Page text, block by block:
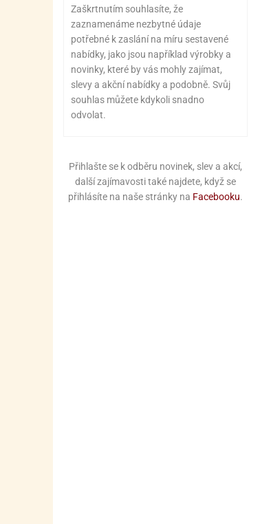
Zaškrtnutím souhlasíte, že
zaznamenáme nezbytné údaje
potřebné k zaslání na míru sestavené
nabídky, jako jsou například výrobky a
novinky, které by vás mohly zajímat,
slevy a akční nabídky a podobně. Svůj
souhlas můžete kdykoli snadno
odvolat.
Přihlašte se k odběru novinek, slev a akcí,
další zajímavosti také najdete, když se
přihlásíte na naše stránky na Facebooku.